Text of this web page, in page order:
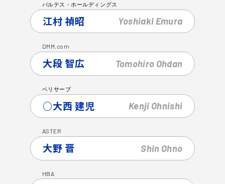
バルテス・ホールディングス
江村 禎昭 Yoshiaki Emura
DMM com
大段 智広 Tomohiro Ohdan
ベリサーブ
○大西 建児 Kenji Ohnishi
ASTER
大野 晋 Shin Ohno
HBA